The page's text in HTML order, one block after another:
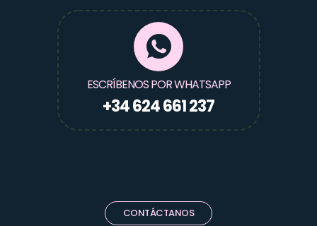
ESCRÍBENOS POR WHATSAPP
+34 624 661 237
CONTÁCTANOS